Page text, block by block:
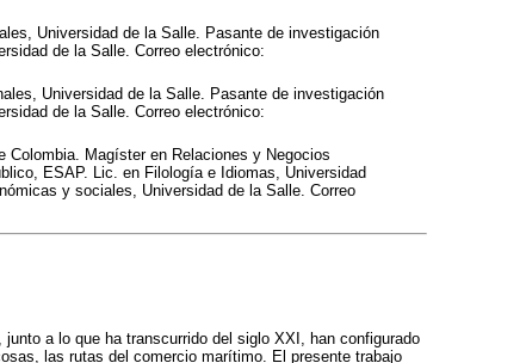
Universidad de la Salle. Pasante de investigación
de la Salle. Correo electrónico:
Universidad de la Salle. Pasante de investigación
de la Salle. Correo electrónico:
Colombia. Magíster en Relaciones y Negocios
ESAP. Lic. en Filología e Idiomas, Universidad
y sociales, Universidad de la Salle. Correo
a lo que ha transcurrido del siglo XXI, han configurado
las rutas del comercio marítimo. El presente trabajo